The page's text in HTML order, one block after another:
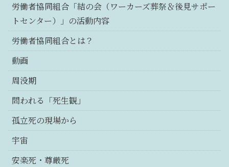
労働者協同組合「結の会（ワーカーズ葬祭＆後見サポー
トセンター）」の活動内容
労働者協同組合とは？
動画
周没期
問われる「死生観」
孤立死の現場から
宇宙
安楽死・尊厳死